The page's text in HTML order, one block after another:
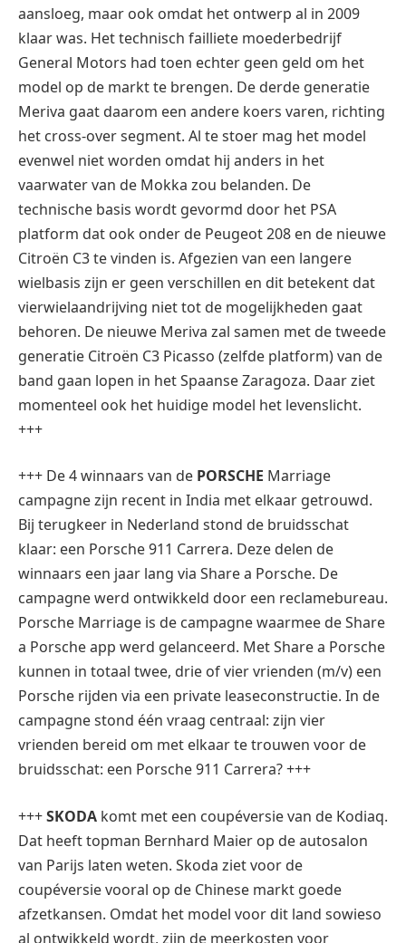
aansloeg, maar ook omdat het ontwerp al in 2009
klaar was. Het technisch failliete moederbedrijf
General Motors had toen echter geen geld om het
model op de markt te brengen. De derde generatie
Meriva gaat daarom een andere koers varen, richting
het cross-over segment. Al te stoer mag het model
evenwel niet worden omdat hij anders in het
vaarwater van de Mokka zou belanden. De
technische basis wordt gevormd door het PSA
platform dat ook onder de Peugeot 208 en de nieuwe
Citroën C3 te vinden is. Afgezien van een langere
wielbasis zijn er geen verschillen en dit betekent dat
vierwielaandrijving niet tot de mogelijkheden gaat
behoren. De nieuwe Meriva zal samen met de tweede
generatie Citroën C3 Picasso (zelfde platform) van de
band gaan lopen in het Spaanse Zaragoza. Daar ziet
momenteel ook het huidige model het levenslicht.
+++
+++ De 4 winnaars van de PORSCHE Marriage
campagne zijn recent in India met elkaar getrouwd.
Bij terugkeer in Nederland stond de bruidsschat
klaar: een Porsche 911 Carrera. Deze delen de
winnaars een jaar lang via Share a Porsche. De
campagne werd ontwikkeld door een reclamebureau.
Porsche Marriage is de campagne waarmee de Share
a Porsche app werd gelanceerd. Met Share a Porsche
kunnen in totaal twee, drie of vier vrienden (m/v) een
Porsche rijden via een private leaseconstructie. In de
campagne stond één vraag centraal: zijn vier
vrienden bereid om met elkaar te trouwen voor de
bruidsschat: een Porsche 911 Carrera? +++
+++SKODA komt met een coupéversie van de Kodiaq.
Dat heeft topman Bernhard Maier op de autosalon
van Parijs laten weten. Skoda ziet voor de
coupéversie vooral op de Chinese markt goede
afzetkansen. Omdat het model voor dit land sowieso
al ontwikkeld wordt, zijn de meerkosten voor